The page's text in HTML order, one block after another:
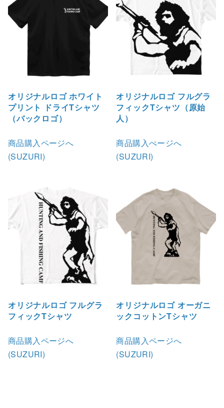
オリジナルロゴ ホワイト
プリント ドライTシャツ
（バックロゴ）
商品購入ページへ
(SUZURI)
オリジナルロゴ フルグラ
フィックTシャツ（原始
人）
商品購入ぺージへ
(SUZURI)
オリジナルロゴ フルグラ
フィックTシャツ
商品購入ページへ
(SUZURI)
オリジナルロゴ オーガニ
ックコットンTシャツ
商品購入ページへ
(SUZURI)